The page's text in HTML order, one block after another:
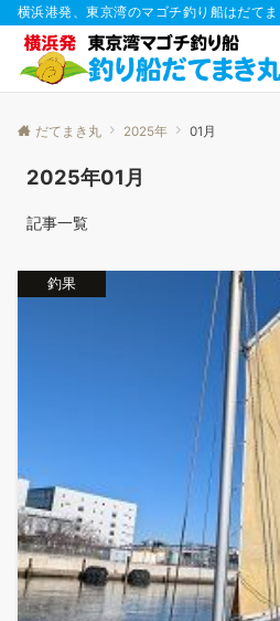
横浜港発、東京湾のマゴチ釣り船はだてま
だてまき丸 2025年 01月
2025年01月
記事一覧
釣果